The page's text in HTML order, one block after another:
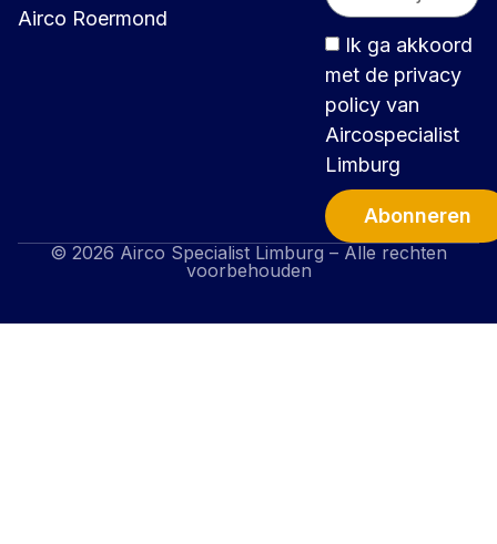
Airco Roermond
Ik ga akkoord
met de privacy
policy van
Aircospecialist
Limburg
Abonneren
Alternative:
© 2026 Airco Specialist Limburg – Alle rechten
voorbehouden